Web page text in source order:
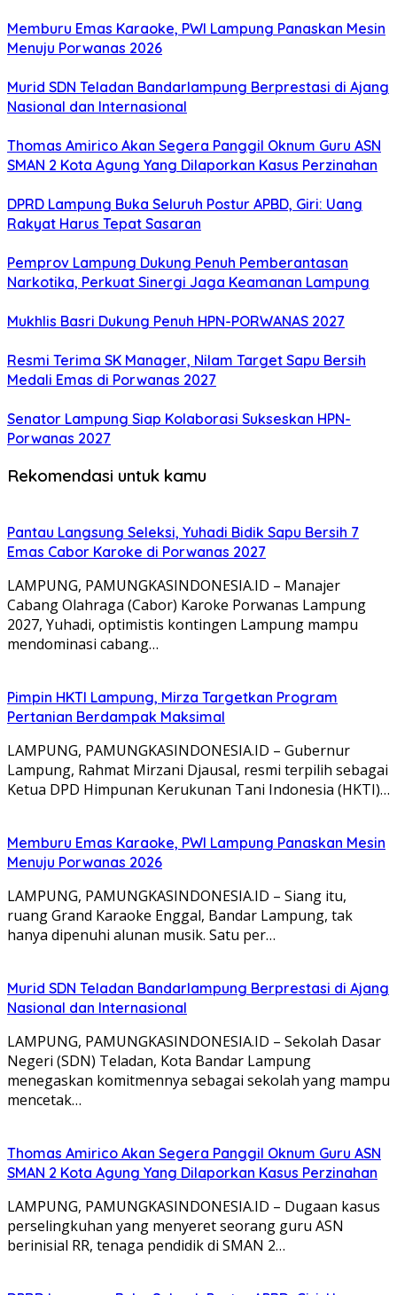
Memburu Emas Karaoke, PWI Lampung Panaskan Mesin
Menuju Porwanas 2026
Murid SDN Teladan Bandarlampung Berprestasi di Ajang
Nasional dan Internasional
Thomas Amirico Akan Segera Panggil Oknum Guru ASN
SMAN 2 Kota Agung Yang Dilaporkan Kasus Perzinahan
DPRD Lampung Buka Seluruh Postur APBD, Giri: Uang
Rakyat Harus Tepat Sasaran
Pemprov Lampung Dukung Penuh Pemberantasan
Narkotika, Perkuat Sinergi Jaga Keamanan Lampung
Mukhlis Basri Dukung Penuh HPN-PORWANAS 2027
Resmi Terima SK Manager, Nilam Target Sapu Bersih
Medali Emas di Porwanas 2027
Senator Lampung Siap Kolaborasi Sukseskan HPN-
Porwanas 2027
Rekomendasi untuk kamu
Pantau Langsung Seleksi, Yuhadi Bidik Sapu Bersih 7
Emas Cabor Karoke di Porwanas 2027
LAMPUNG, PAMUNGKASINDONESIA.ID – Manajer
Cabang Olahraga (Cabor) Karoke Porwanas Lampung
2027, Yuhadi, optimistis kontingen Lampung mampu
mendominasi cabang…
Pimpin HKTI Lampung, Mirza Targetkan Program
Pertanian Berdampak Maksimal
LAMPUNG, PAMUNGKASINDONESIA.ID – Gubernur
Lampung, Rahmat Mirzani Djausal, resmi terpilih sebagai
Ketua DPD Himpunan Kerukunan Tani Indonesia (HKTI)…
Memburu Emas Karaoke, PWI Lampung Panaskan Mesin
Menuju Porwanas 2026
LAMPUNG, PAMUNGKASINDONESIA.ID – Siang itu,
ruang Grand Karaoke Enggal, Bandar Lampung, tak
hanya dipenuhi alunan musik. Satu per…
Murid SDN Teladan Bandarlampung Berprestasi di Ajang
Nasional dan Internasional
LAMPUNG, PAMUNGKASINDONESIA.ID – Sekolah Dasar
Negeri (SDN) Teladan, Kota Bandar Lampung
menegaskan komitmennya sebagai sekolah yang mampu
mencetak…
Thomas Amirico Akan Segera Panggil Oknum Guru ASN
SMAN 2 Kota Agung Yang Dilaporkan Kasus Perzinahan
LAMPUNG, PAMUNGKASINDONESIA.ID – Dugaan kasus
perselingkuhan yang menyeret seorang guru ASN
berinisial RR, tenaga pendidik di SMAN 2…